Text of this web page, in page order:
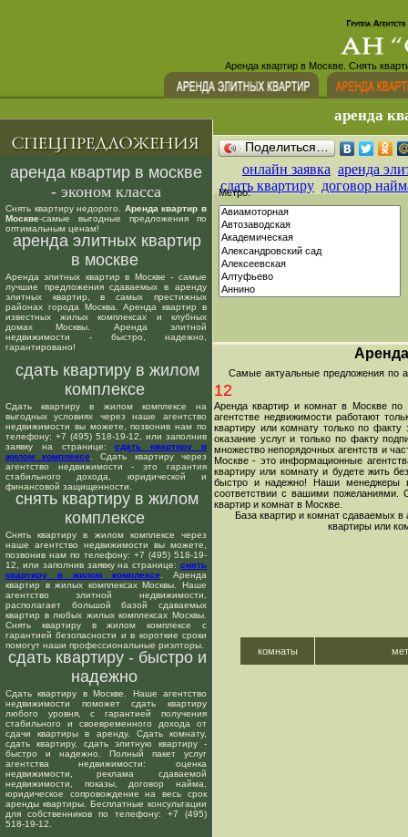
Аренда квартир в Москве. Снять
аренда
аренда квартир в москве
- эконом класса
Снять квартиру недорого. Аренда квартир в
Москве-самые выгодные предложения по
оптимальным ценам!
аренда элитных квартир
в москве
Аренда элитных квартир в Москве - самые
лучшие предложения сдаваемых в аренду
элитных квартир, в самых престижных
районах города Москва. Аренда квартир в
известных жилых комплексах и клубных
домах Москвы. Аренда элитной
недвижимости - быстро, надежно,
гарантировано!
сдать квартиру в жилом
комплексе
Сдать квартиру в жилом комплексе на
выгодных условиях через наше агентство
недвижимости вы можете, позвонив нам по
телефону: +7 (495) 518-19-12, или заполнив
заявку на странице:сдать квартиру в
жилом комплексе . Сдать квартиру через
агентство недвижимости - это гарантия
стабильного дохода, юридической и
финансовой защищенности.
снять квартиру в жилом
комплексе
Снять квартиру в жилом комплексе через
наше агентство недвижимости вы можете,
позвонив нам по телефону: +7 (495) 518-19-
12, или заполнив заявку на странице: снять
квартиру в жилом комплексе . Аренда
квартир в жилых комплексах Москвы. Наше
агентство элитной недвижимости,
располагает большой базой сдаваемых
квартир в любых жилых комплексах Москвы.
Снять квартиру в жилом комплексе с
гарантией безопасности и в короткие сроки
помогут наши профессиональные риэлторы.
сдать квартиру - быстро и
надежно
Сдать квартиру в Москве. Наше агентство
недвижимости поможет сдать квартиру
любого уровня, с гарантией получения
стабильного и своевременного дохода от
сдачи квартиры в аренду. Сдать комнату,
сдать квартиру, сдать элитную квартиру -
быстро и надежно. Полный пакет услуг
агентства недвижимости: оценка
недвижимости, реклама сдаваемой
недвижимости, показы, договор найма,
юридическое сопровождение на весь срок
аренды квартиры. Бесплатные консультации
для собственников по телефону: +7 (495)
518-19-12.
Поделиться…
онлайн заявка аренда
сдать квартиру договор
Метро:
Самые актуальные предложения по
12
Аренда квартир и комнат в Москве
агентстве недвижимости работают
квартиру или комнату только по
оказание услуг и только по факту
множество непорядочных агентств и
Москве - это информационные
квартиру или комнату и будете жить
быстро и надежно! Наши менеджеры
соответствии с вашими пожеланиями.
квартир и комнат в Москве.
База квартир и комнат сдаваемых в
квартиры или
комнаты